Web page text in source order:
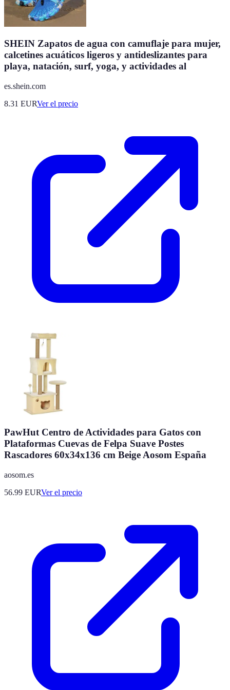
SHEIN Zapatos de agua con camuflaje para mujer,
calcetines acuáticos ligeros y antideslizantes para
playa, natación, surf, yoga, y actividades al
es.shein.com
8.31 EURVer el precio
PawHut Centro de Actividades para Gatos con
Plataformas Cuevas de Felpa Suave Postes
Rascadores 60x34x136 cm Beige Aosom España
aosom.es
56.99 EURVer el precio